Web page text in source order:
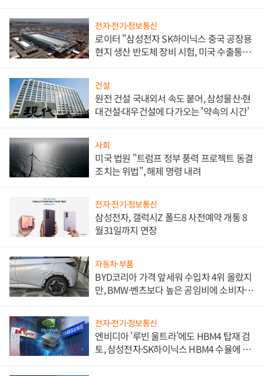
전자·전기·정보통신
로이터 "삼성전자 SK하이닉스 중국 공장용
현지 생산 반도체 장비 시험, 미국 수출통제
건설
원전 건설 국내외서 속도 붙어, 삼성물산·현
대건설·대우건설에 다가오는 '약속의 시간'
사회
미국 법원 "트럼프 정부 풍력 프로젝트 동결
조치는 위법", 해제 명령 내려
전자·전기·정보통신
삼성전자, 갤럭시Z 폴드8 사전예약 개통 8
월31일까지 연장
자동차·부품
BYD코리아 가격 앞세워 수입차 4위 올랐지
만, BMW·벤츠보다 높은 공임비에 소비자
전자·전기·정보통신
엔비디아 '루빈 울트라'에도 HBM4 탑재 검
토, 삼성전자·SK하이닉스 HBM4 수율에 주